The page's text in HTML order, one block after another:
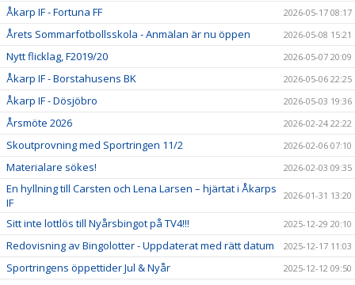
Åkarp IF - Fortuna FF 2026-05-17 08:17
Årets Sommarfotbollsskola - Anmälan är nu öppen 2026-05-08 15:21
Nytt flicklag, F2019/20 2026-05-07 20:09
Åkarp IF - Borstahusens BK 2026-05-06 22:25
Åkarp IF - Dösjöbro 2026-05-03 19:36
Årsmöte 2026 2026-02-24 22:22
Skoutprovning med Sportringen 11/2 2026-02-06 07:10
Materialare sökes! 2026-02-03 09:35
En hyllning till Carsten och Lena Larsen – hjärtat i Åkarps
IF
2026-01-31 13:20
Sitt inte lottlös till Nyårsbingot på TV4!!! 2025-12-29 20:10
Redovisning av Bingolotter - Uppdaterat med rätt datum 2025-12-17 11:03
Sportringens öppettider Jul & Nyår 2025-12-12 09:50